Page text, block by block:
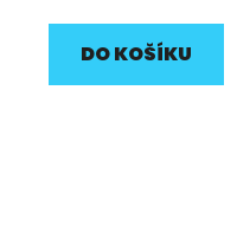
DO KOŠÍKU